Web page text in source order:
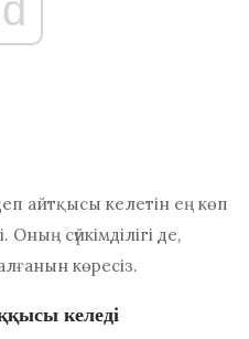
айтқысы келетін ең көп
Оның сүйкімділігі де,
көресіз.
келеді